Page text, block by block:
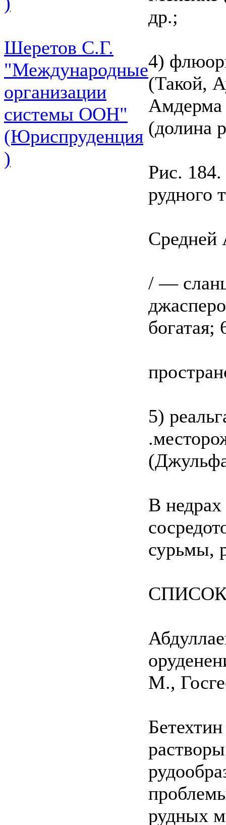
Шеретов С.Г.
"Международные
организации
системы ООН"
(Юриспруденция
)
др.;
4)
(Такой,
(долина
Рис. 184.
рудного
Средней
/ —
5)
В
сурьмы,
M.,
рудных